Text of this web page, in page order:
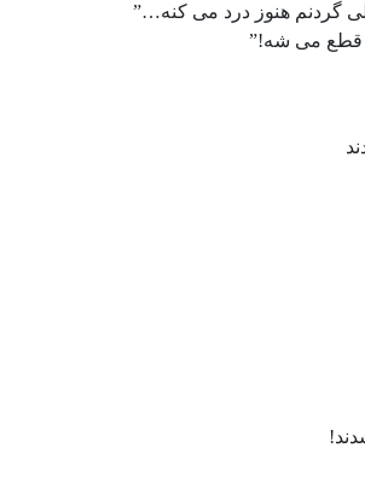
گردنم هنوز درد می کنه…”
قطع می شه!”